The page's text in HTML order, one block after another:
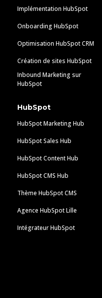
Implémentation HubSpot
Onboarding HubSpot
Optimisation HubSpot CRM
Création de sites HubSpot
Inbound Marketing sur
HubSpot
HubSpot
HubSpot Marketing Hub
HubSpot Sales Hub
HubSpot Content Hub
HubSpot CMS Hub
Thème HubSpot CMS
Agence HubSpot Lille
Intégrateur HubSpot